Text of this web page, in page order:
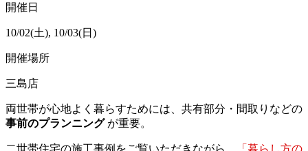
開催日
10/02(土), 10/03(日)
開催場所
三島店
両世帯が心地よく暮らすためには、共有部分・間取りなどの
事前のプランニング が重要。
二世帯住宅の施工事例をご覧いただきながら、 「暮らし方の